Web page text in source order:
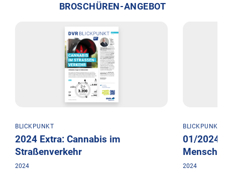
BROSCHÜREN-ANGEBOT
BLICKPUNKT
2024 Extra: Cannabis im
Straßenverkehr
2024
BLICKPUNKT
01/2024:
2024